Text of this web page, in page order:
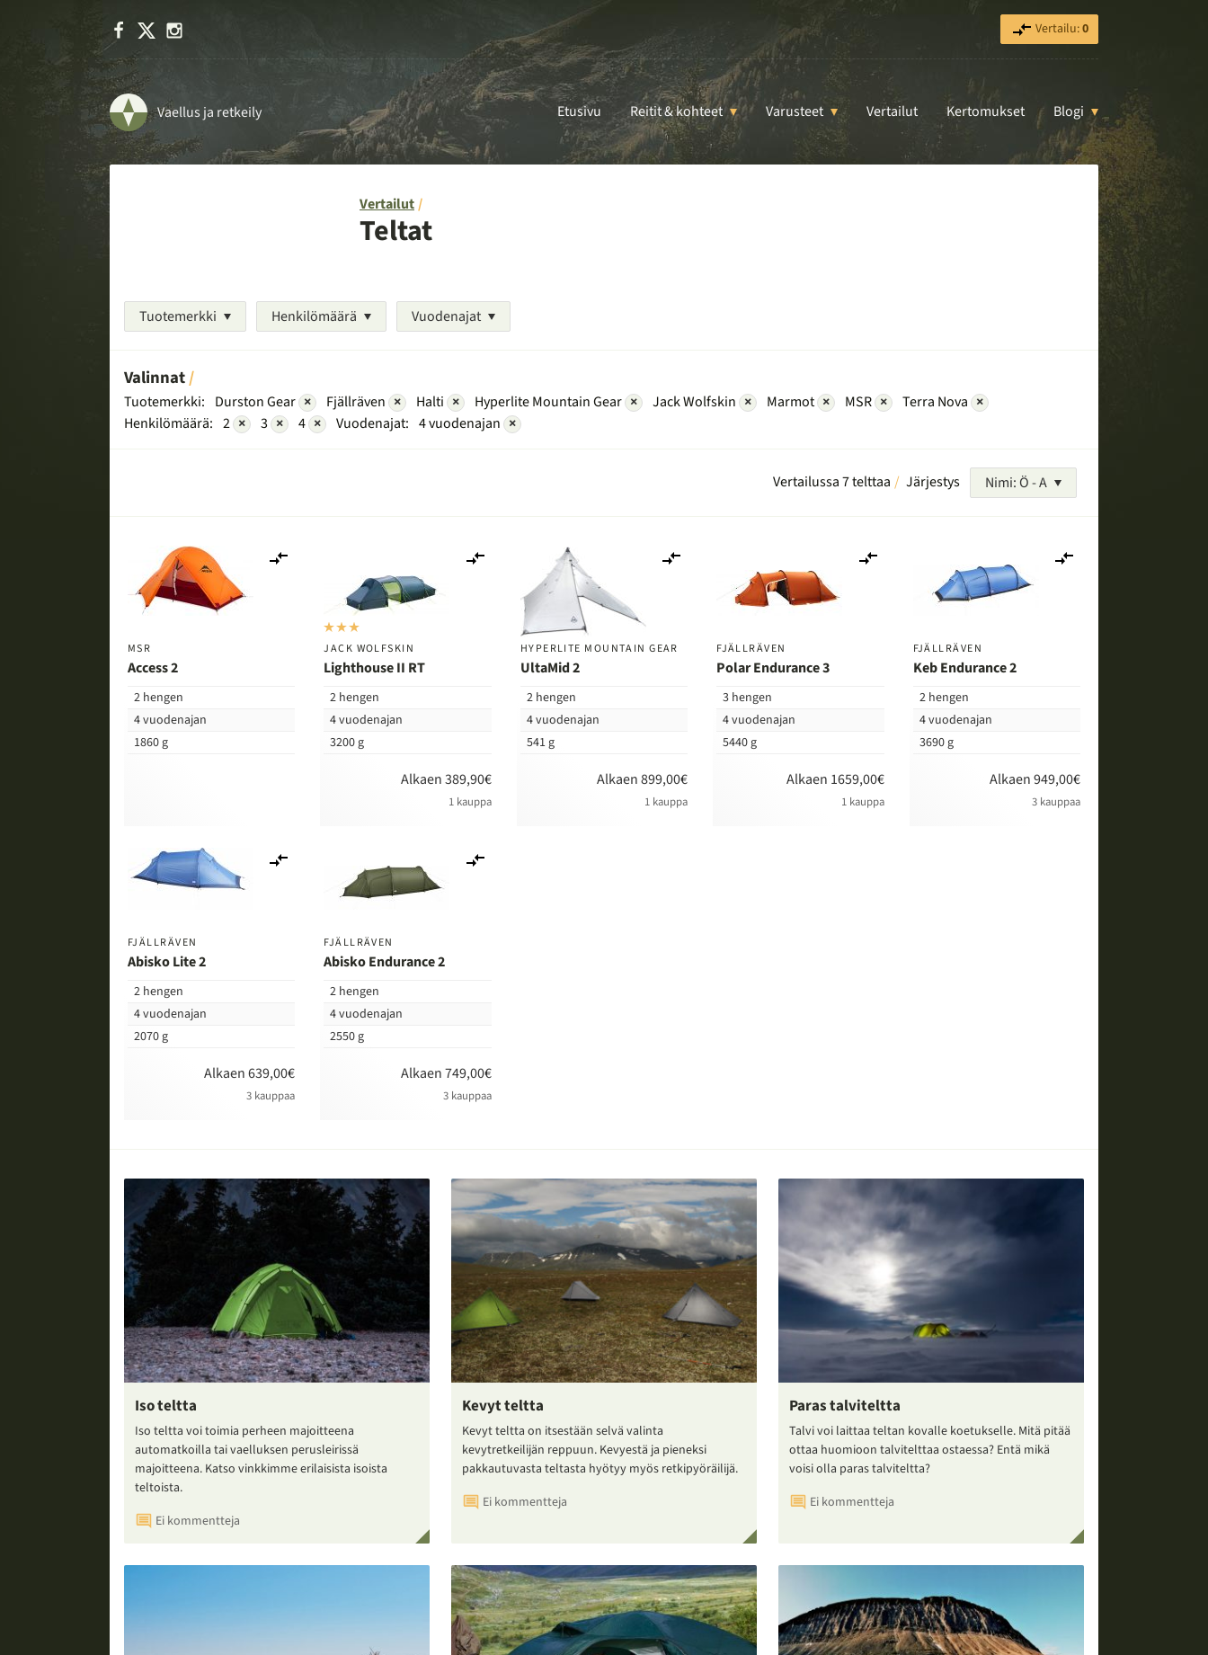
Facebook Vertailu:0
Vaellus ja retkeily Etusivu Reitit & kohteet Varusteet Vertailut Kertomukset Blogi
Vertailut
Teltat
Tuotemerkki Henkilömäärä Vuodenajat
Valinnat
Tuotemerkki: Durston Gear × Fjällräven × Halti × Hyperlite Mountain Gear × Jack Wolfskin × Marmot × MSR × Terra Nova ×
Henkilömäärä: 2 × 3 × 4 × Vuodenajat: 4 vuodenajan ×
Vertailussa 7 telttaa Järjestys Nimi: Ö - A
MSR
Access 2
2 hengen
4 vuodenajan
1860 g
JACK WOLFSKIN
Lighthouse II RT
2 hengen
4 vuodenajan
3200 g
Alkaen 389,90€
1 kauppa
HYPERLITE MOUNTAIN GEAR
UltaMid 2
2 hengen
4 vuodenajan
541 g
Alkaen 899,00€
1 kauppa
FJÄLLRÄVEN
Polar Endurance 3
3 hengen
4 vuodenajan
5440 g
Alkaen 1659,00€
1 kauppa
FJÄLLRÄVEN
Keb Endurance 2
2 hengen
4 vuodenajan
3690 g
Alkaen 949,00€
3 kauppaa
FJÄLLRÄVEN
Abisko Lite 2
2 hengen
4 vuodenajan
2070 g
Alkaen 639,00€
3 kauppaa
FJÄLLRÄVEN
Abisko Endurance 2
2 hengen
4 vuodenajan
2550 g
Alkaen 749,00€
3 kauppaa
Iso teltta
Iso teltta voi toimia perheen majoitteena
automatkoilla tai vaelluksen perusleirissä
majoitteena. Katso vinkkimme erilaisista isoista
teltoista.
Ei kommentteja
Kevyt teltta
Kevyt teltta on itsestään selvä valinta
kevytretkeilijän reppuun. Kevyestä ja pieneksi
pakkautuvasta teltasta hyötyy myös retkipyöräilijä.
Ei kommentteja
Paras talviteltta
Talvi voi laittaa teltan kovalle koetukselle. Mitä pitää
ottaa huomioon talvitelttaa ostaessa? Entä mikä
voisi olla paras talviteltta?
Ei kommentteja